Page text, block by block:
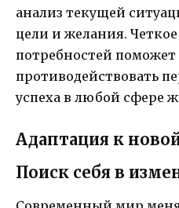
анализ текущей
цели и желания.
потребностей
противодействовать
успеха в любой сфере
Адаптация к
Поиск себя в